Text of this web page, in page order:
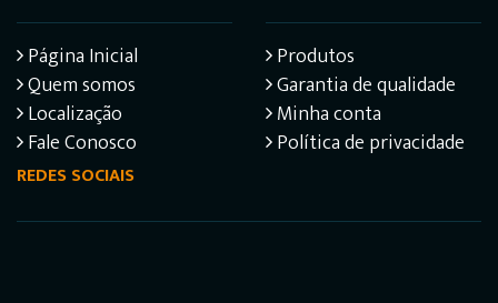
Página Inicial
Quem somos
Localização
Fale Conosco
Produtos
Garantia de qualidade
Minha conta
Política de privacidade
REDES SOCIAIS